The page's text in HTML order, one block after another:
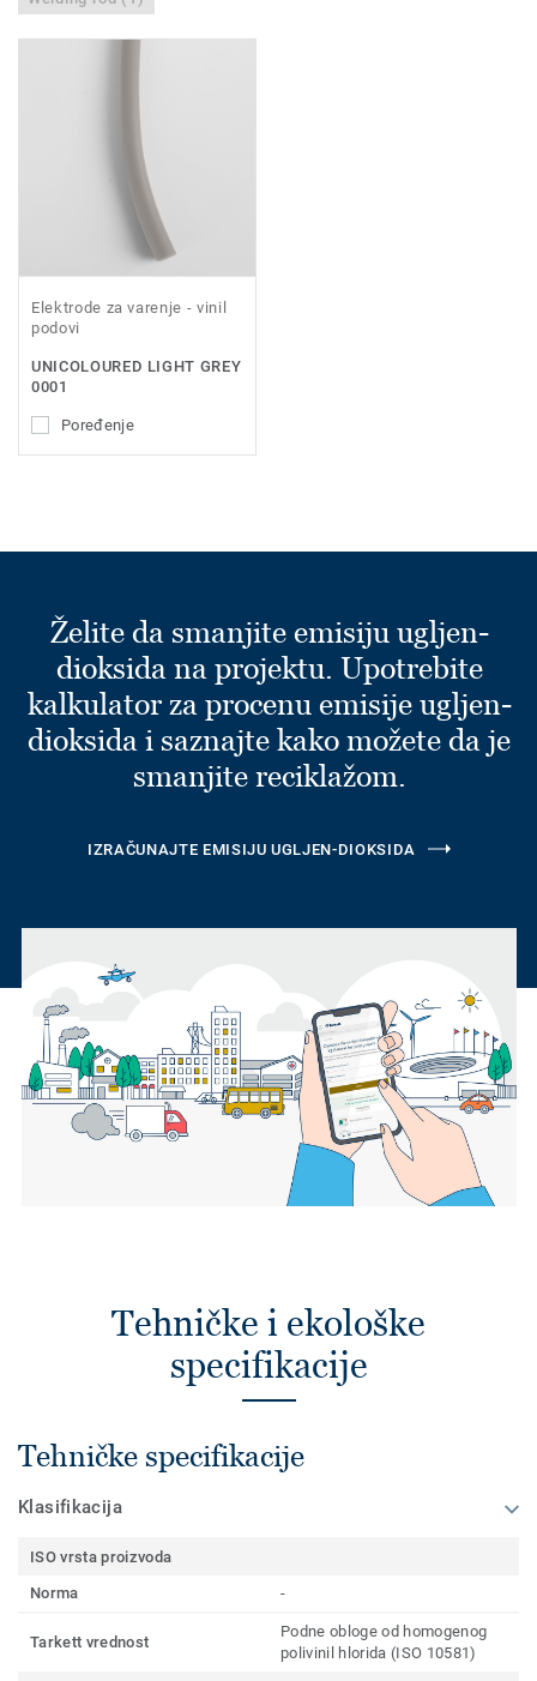
Elektrode za varenje - vinil
podovi
UNICOLOURED LIGHT GREY
0001
Poređenje
Želite da smanjite emisiju ugljen-
dioksida na projektu. Upotrebite
kalkulator za procenu emisije ugljen-
dioksida i saznajte kako možete da je
smanjite reciklažom.
IZRAČUNAJTE EMISIJU UGLJEN-DIOKSIDA
Tehničke i ekološke
specifikacije
Tehničke specifikacije
Klasifikacija
ISO vrsta proizvoda
Norma
-
Tarkett vrednost
Podne obloge od homogenog
polivinil hlorida (ISO 10581)